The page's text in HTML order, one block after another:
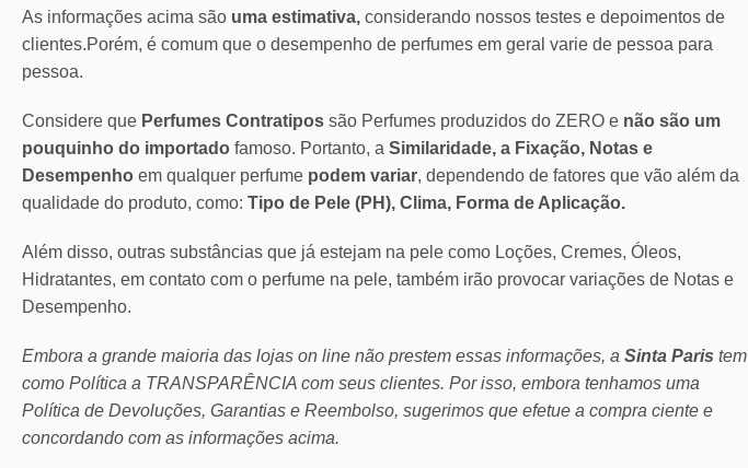
As informações acima são uma estimativa, considerando nossos testes e depoimentos de
clientes.Porém, é comum que o desempenho de perfumes em geral varie de pessoa para
pessoa.
Considere que Perfumes Contratipos são Perfumes produzidos do ZERO e não são um
pouquinho do importado famoso. Portanto, a Similaridade, a Fixação, Notas e
Desempenho em qualquer perfume podem variar, dependendo de fatores que vão além da
qualidade do produto, como: Tipo de Pele (PH), Clima, Forma de Aplicação.
Além disso, outras substâncias que já estejam na pele como Loções, Cremes, Óleos,
Hidratantes, em contato com o perfume na pele, também irão provocar variações de Notas e
Desempenho.
Embora a grande maioria das lojas on line não prestem essas informações, a Sinta Paris tem
como Política a TRANSPARÊNCIA com seus clientes. Por isso, embora tenhamos uma
Política de Devoluções, Garantias e Reembolso, sugerimos que efetue a compra ciente e
concordando com as informações acima.